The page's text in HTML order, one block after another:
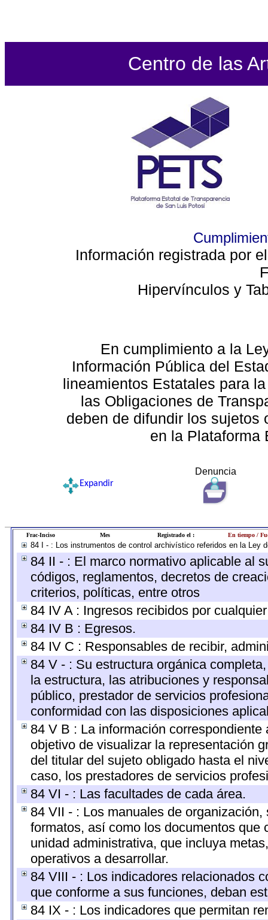
Centro de las
Información registrada por
Hipervínculos y
En cumplimiento a la
Información Pública del
lineamientos Estatales para
las Obligaciones de
deben de difundir los sujetos
en la Plataforma
Denuncia
Expandir
Frac-Inciso Mes Registrado el : En tiempo /
84 I - : Los instrumentos de control archivístico referidos en la Ley
84 II - : El marco normativo aplicable al
códigos, reglamentos, decretos de
criterios, políticas, entre otros
84 IV A : Ingresos recibidos por
84 IV B : Egresos.
84 IV C : Responsables de recibir,
84 V - : Su estructura orgánica
la estructura, las atribuciones y
público, prestador de servicios
conformidad con las disposiciones
84 V B : La información
objetivo de visualizar la representación
del titular del sujeto obligado hasta el
caso, los prestadores de servicios
84 VI - : Las facultades de cada área.
84 VII - : Los manuales de
formatos, así como los documentos
unidad administrativa, que incluya
operativos a desarrollar.
84 VIII - : Los indicadores relacionados
que conforme a sus funciones, deban
84 IX - : Los indicadores que permitan